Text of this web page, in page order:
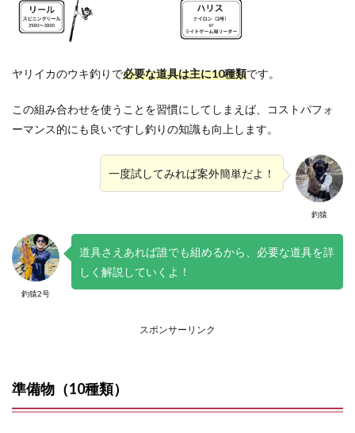
ヤリイカのウキ釣りで必要な道具は主に10種類です。
この組み合わせを使うことを習慣にしてしまえば、コストパフォ
ーマンス的にも良いですし釣りの知識も向上します。
釣猿
一度試してみれば案外簡単だよ！
釣猿2号
道具さえあれば誰でも組めるから、必要な道具を詳
しく解説していくよ！
スポンサーリンク
準備物（10種類）